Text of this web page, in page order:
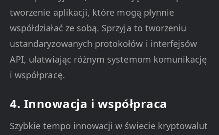
tworzenie aplikacji, które mogą płynnie
współdziałać ze sobą. Sprzyja to tworzeniu
ustandaryzowanych protokołów i interfejsów
API, ułatwiając różnym systemom komunikację
i współpracę.
4. Innowacja i współpraca
Szybkie tempo innowacji w świecie kryptowalut